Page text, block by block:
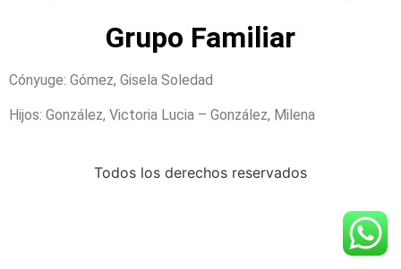
Grupo Familiar
Cónyuge: Gómez, Gisela Soledad
Hijos: González, Victoria Lucia – González, Milena
Todos los derechos reservados